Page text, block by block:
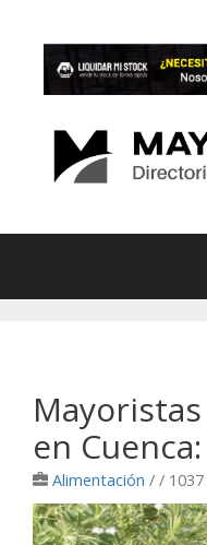
contenido
en
Alimentación / /